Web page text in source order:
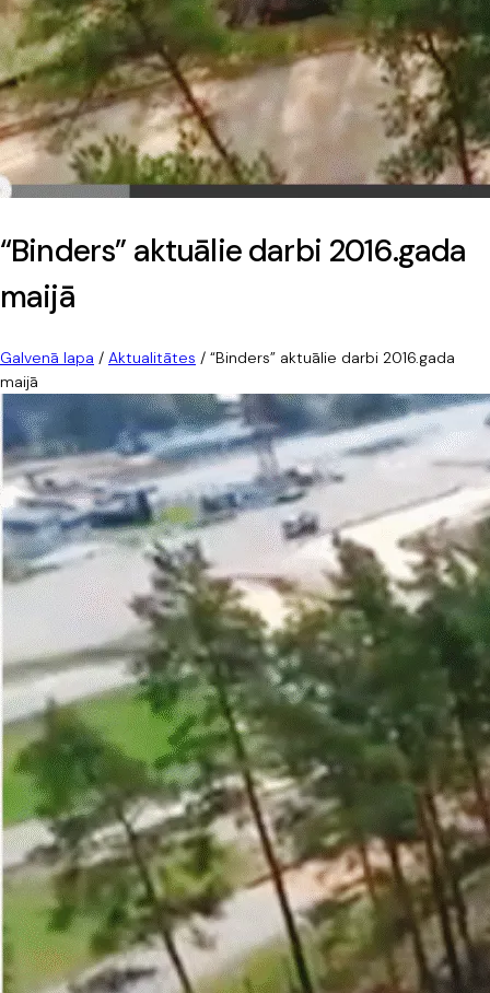
“Binders” aktuālie darbi 2016.gada
maijā
Galvenā lapa / Aktualitātes / “Binders” aktuālie darbi 2016.gada
maijā